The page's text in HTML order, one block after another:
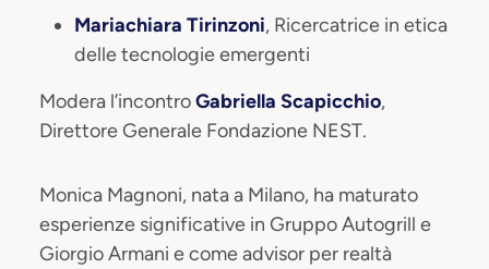
Mariachiara Tirinzoni, Ricercatrice in etica
delle tecnologie emergenti
Modera l’incontroGabriella Scapicchio,
Direttore Generale Fondazione NEST.
Monica Magnoni, nata a Milano, ha maturato
esperienze significative in Gruppo Autogrill e
Giorgio Armani e come advisor per realtà